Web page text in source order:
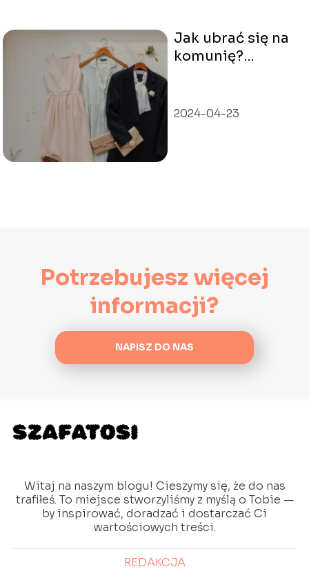
Jak ubrać się na
komunię?
2024-04-23
Potrzebujesz więcej
informacji?
NAPISZ DO NAS
Witaj na naszym blogu! Cieszymy się, że do nas
trafiłeś. To miejsce stworzyliśmy z myślą o Tobie —
by inspirować, doradzać i dostarczać Ci
wartościowych treści.
REDAKCJA